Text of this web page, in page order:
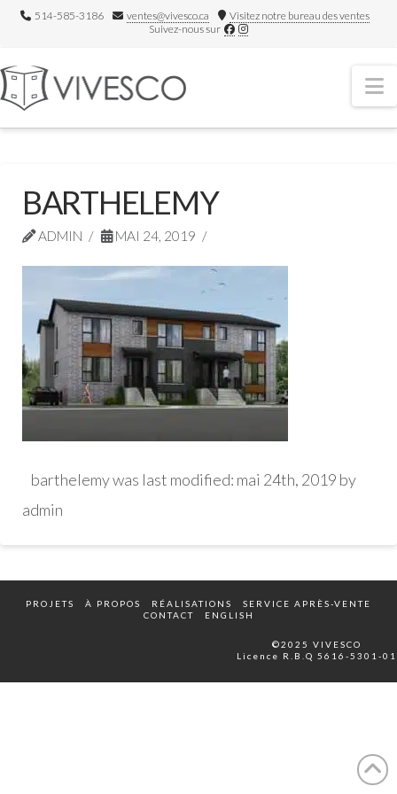
514-585-3186 ventes@vivesco.ca
Visitez notre bureau des ventes
Suivez-nous sur
BARTHELEMY
ADMIN MAI 24, 2019
barthelemywas last modified: mai 24th, 2019 by
admin
PROJETS À PROPOS RÉALISATIONS
SERVICE APRÈS-VENTE
CONTACT
ENGLISH
©2025 VIVESCO
Licence R.B.Q 5616-5301-01